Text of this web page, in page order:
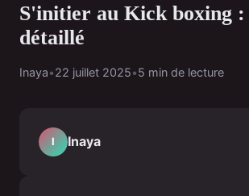
S'initier au Kick boxing :
détaillé
Inaya•22 juillet 2025•5 min de lecture
I Inaya